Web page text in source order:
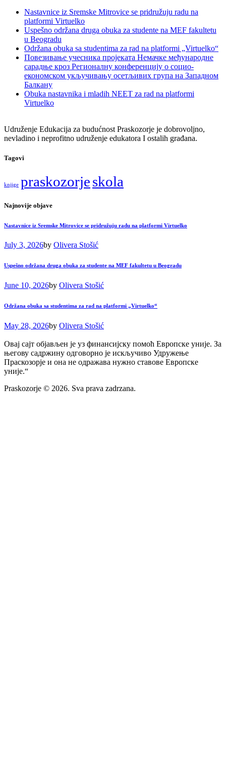
Nastavnice iz Sremske Mitrovice se pridružuju radu na
platformi Virtuelko
Uspešno održana druga obuka za studente na MEF fakultetu
u Beogradu
Održana obuka sa studentima za rad na platformi „Virtuelko“
Повезивање учесника пројеката Немачке међународне
сарадње кроз Регионалну конференцију о социо-
економском укључивању осетљивих група на Западном
Балкану
Obuka nastavnika i mladih NEET za rad na platformi
Virtuelko
Udruženje Edukacija za budućnost Praskozorje je dobrovoljno,
nevladino i neprofitno udruženje edukatora I ostalih građana.
Tagovi
knjige praskozorjeskola
Najnovije objave
Nastavnice iz Sremske Mitrovice se pridružuju radu na platformi Virtuelko
July 3, 2026by Olivera Stošić
Uspešno održana druga obuka za studente na MEF fakultetu u Beogradu
June 10, 2026by Olivera Stošić
Održana obuka sa studentima za rad na platformi „Virtuelko“
May 28, 2026by Olivera Stošić
Овај сајт објављен је уз финансијску помоћ Европске уније. За
његову садржину одговорнo је искључиво Удружење
Праскозорје и она не одражава нужно ставове Европске
уније.“
Praskozorje © 2026. Sva prava zadrzana.